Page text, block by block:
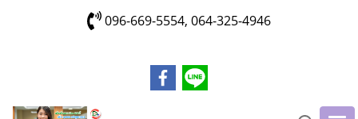
096-669-5554, 064-325-4946